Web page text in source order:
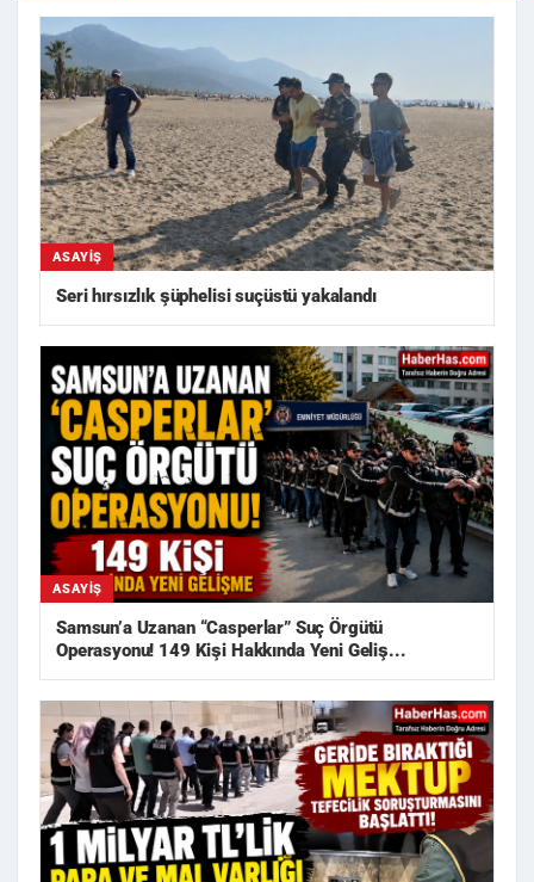
ASAYIŞ
Seri hırsızlık şüphelisi suçüstü yakalandı
ASAYIŞ
Samsun’a Uzanan “Casperlar” Suç Örgütü
Operasyonu! 149 Kişi Hakkında Yeni Geliş...